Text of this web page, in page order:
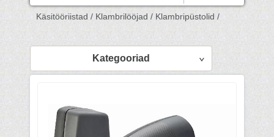
Käsitööriistad / Klambrilööjad / Klambripüstolid /
Kategooriad